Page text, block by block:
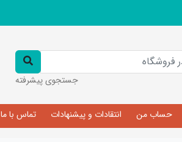
جستجوی پیشرفته
حساب من انتقادات و پیشنهادات تماس با ما